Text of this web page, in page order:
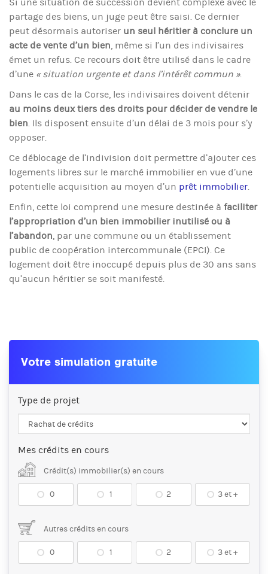
partage des biens, un juge peut être saisi. Ce dernier
peut désormais autoriser un seul héritier à conclure un
acte de vente d’un bien, même si l’un des indivisaires
émet un refus. Ce recours doit être utilisé dans le cadre
d’une « situation urgente et dans l’intérêt commun ».
Dans le cas de la Corse, les indivisaires doivent détenir
au moins deux tiers des droits pour décider de vendre le
bien. Ils disposent ensuite d’un délai de 3 mois pour s’y
opposer.
Ce déblocage de l’indivision doit permettre d’ajouter ces
logements libres sur le marché immobilier en vue d’une
potentielle acquisition au moyen d’un prêt immobilier.
Enfin, cette loi comprend une mesure destinée à faciliter
l’appropriation d’un bien immobilier inutilisé ou à
l’abandon, par une commune ou un établissement
public de coopération intercommunale (EPCI). Ce
logement doit être inoccupé depuis plus de 30 ans sans
qu’aucun héritier se soit manifesté.
Votre simulation gratuite
Type de projet
Mes crédits en cours
Crédit(s) immobilier(s) en cours
0 1 2 3 et +
Autres crédits en cours
0 1 2 3 et +